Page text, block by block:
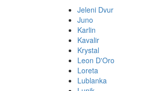
Jeleni Dvur
Juno
Karlin
Kavalir
Krystal
Leon D'Oro
Loreta
Lublanka